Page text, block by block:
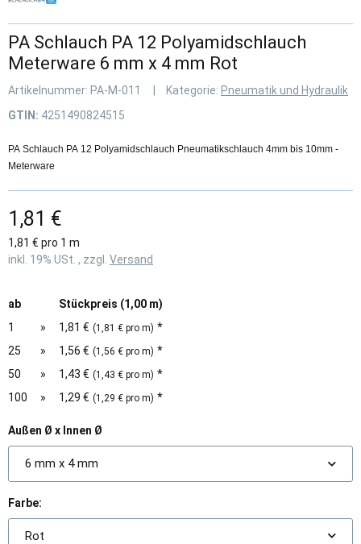
PA Schlauch PA 12 Polyamidschlauch
Meterware 6 mm x 4 mm Rot
Artikelnummer: PA-M-011 Kategorie: Pneumatik und Hydraulik
GTIN: 4251490824515
PA Schlauch PA 12 Polyamidschlauch Pneumatikschlauch 4mm bis 10mm -
Meterware
1,81 €
1,81 € pro 1 m
inkl. 19% USt. , zzgl. Versand
ab
Stückpreis (1,00 m)
1
» 1,81 € (1,81 € pro m) *
25
» 1,56 € (1,56 € pro m) *
50
» 1,43 € (1,43 € pro m) *
100
» 1,29 € (1,29 € pro m) *
Außen Ø x Innen Ø
6 mm x 4 mm
Farbe:
Rot